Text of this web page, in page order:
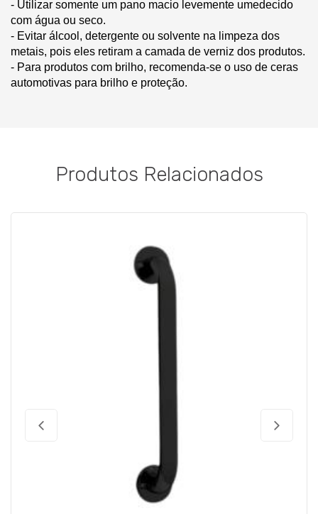
- Utilizar somente um pano macio levemente umedecido
com água ou seco.
- Evitar álcool, detergente ou solvente na limpeza dos
metais, pois eles retiram a camada de verniz dos produtos.
- Para produtos com brilho, recomenda-se o uso de ceras
automotivas para brilho e proteção.
Produtos Relacionados